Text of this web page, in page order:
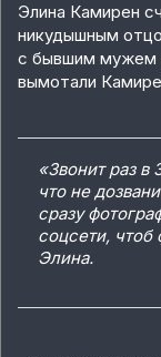
Элина Камирен
никудышным
с бывшим мужем
вымотали
«Звонит раз
что не
сразу
соцсети,
Элина.